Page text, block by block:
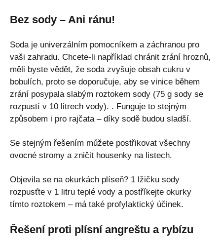
Bez sody – Ani ránu!
Soda je univerzálním pomocníkem a záchranou pro
vaši zahradu. Chcete-li například chránit zrání hroznů,
měli byste vědět, že soda zvyšuje obsah cukru v
bobulích, proto se doporučuje, aby se vinice během
zrání posypala slabým roztokem sody (75 g sody se
rozpustí v 10 litrech vody). . Funguje to stejným
způsobem i pro rajčata – díky sodě budou sladší.
Se stejným řešením můžete postřikovat všechny
ovocné stromy a zničit housenky na listech.
Objevila se na okurkách plíseň? 1 lžičku sody
rozpusťte v 1 litru teplé vody a postříkejte okurky
tímto roztokem – má také profylaktický účinek.
Řešení proti plísní angreštu a rybízu